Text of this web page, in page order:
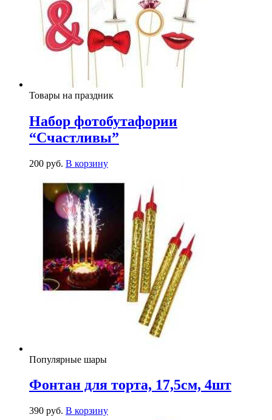
Товары на праздник
Набор фотобутафории
“Счастливы”
200 руб. В корзину
Популярные шары
Фонтан для торта, 17,5см, 4шт
390 руб. В корзину